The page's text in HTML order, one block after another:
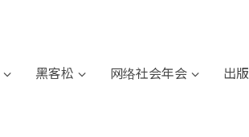
黑客松 网络社会年会 出版